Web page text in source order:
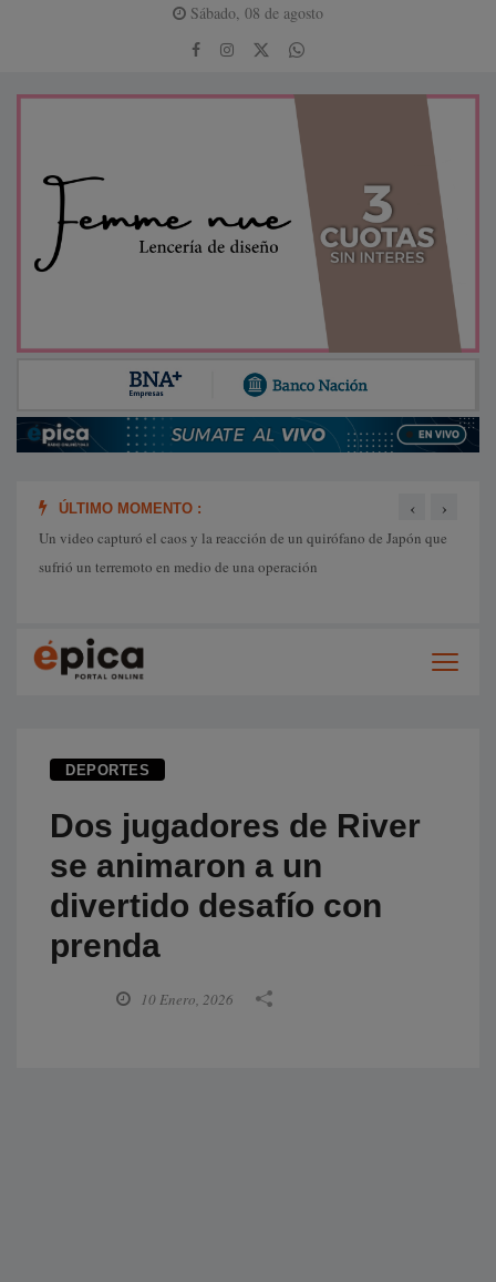
Sábado, 08 de agosto
ÚLTIMO MOMENTO :
Un video capturó el caos y la reacción de un quirófano de Japón que
sufrió un terremoto en medio de una operación
‹ ›
DEPORTES
Dos jugadores de River
se animaron a un
divertido desafío con
prenda
10 Enero, 2026